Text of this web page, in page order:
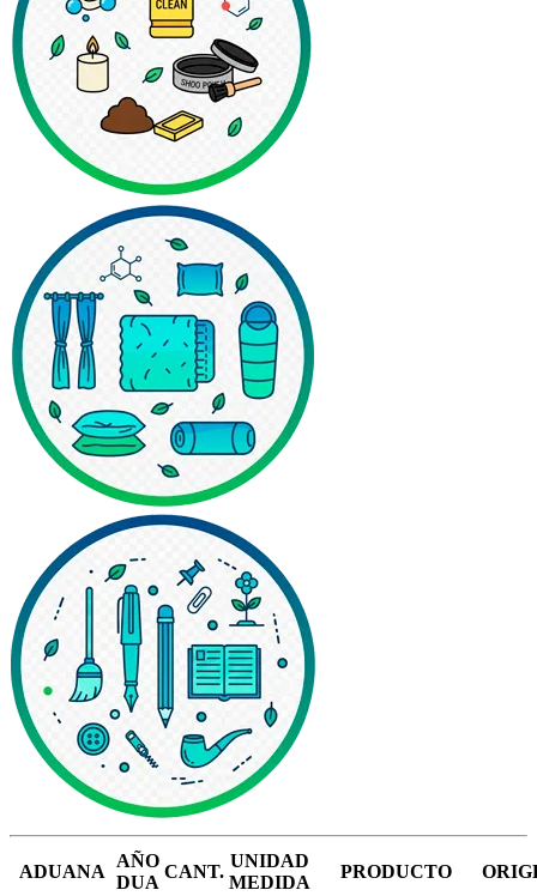
ADUANA
AÑO
DUA
CANT.
UNIDAD
MEDIDA
PRODUCTO